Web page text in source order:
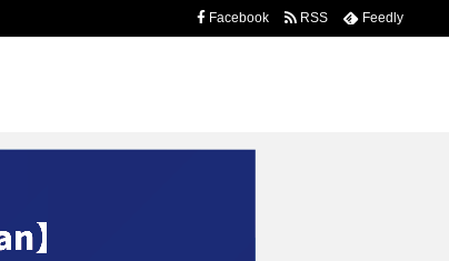
Facebook RSS Feedly